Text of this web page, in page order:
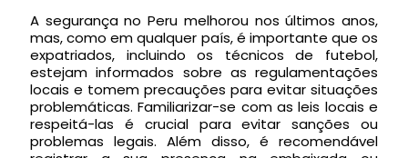
A segurança no Peru melhorou nos últimos anos,
mas, como em qualquer país, é importante que os
expatriados, incluindo os técnicos de futebol,
estejam informados sobre as regulamentações
locais e tomem precauções para evitar situações
problemáticas. Familiarizar-se com as leis locais e
respeitá-las é crucial para evitar sanções ou
problemas legais. Além disso, é recomendável